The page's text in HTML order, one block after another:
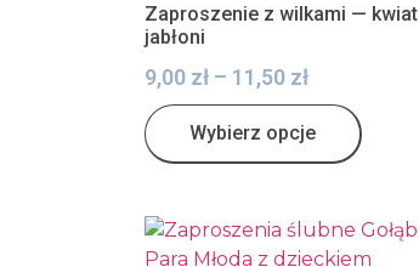
Zaproszenie z wilkami — kwiat
jabłoni
9,00 zł – 11,50 zł
Wybierz opcje